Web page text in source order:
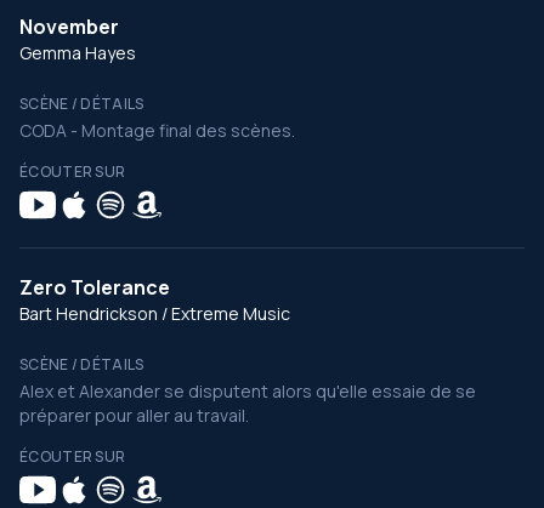
November
Gemma Hayes
SCÈNE / DÉTAILS
CODA - Montage final des scènes.
ÉCOUTER SUR
Zero Tolerance
Bart Hendrickson / Extreme Music
SCÈNE / DÉTAILS
Alex et Alexander se disputent alors qu'elle essaie de se
préparer pour aller au travail.
ÉCOUTER SUR